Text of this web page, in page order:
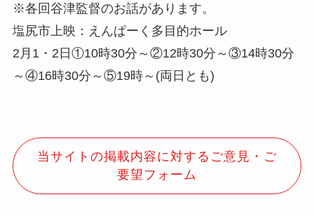
※各回谷津監督のお話があります。
塩尻市上映：えんぱーく多目的ホール
2月1・2日①10時30分～②12時30分～③14時30分
～④16時30分～⑤19時～(両日とも)
当サイトの掲載内容に対するご意見・ご
要望フォーム